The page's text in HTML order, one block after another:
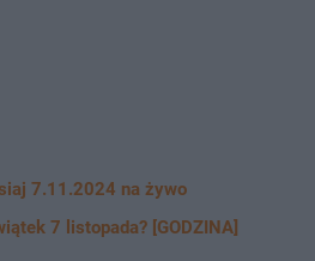
7.11.2024 na żywo
7 listopada? [GODZINA]